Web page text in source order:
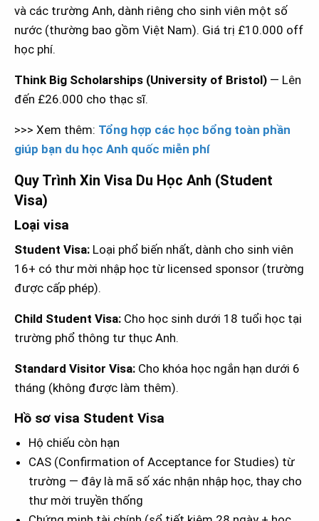
và các trường Anh, dành riêng cho sinh viên một số
nước (thường bao gồm Việt Nam). Giá trị £10.000 off
học phí.
Think Big Scholarships (University of Bristol) — Lên
đến £26.000 cho thạc sĩ.
>>> Xem thêm: Tổng hợp các học bổng toàn phần
giúp bạn du học Anh quốc miễn phí
Quy Trình Xin Visa Du Học Anh (Student
Visa)
Loại visa
Student Visa: Loại phổ biến nhất, dành cho sinh viên
16+ có thư mời nhập học từ licensed sponsor (trường
được cấp phép).
Child Student Visa: Cho học sinh dưới 18 tuổi học tại
trường phổ thông tư thục Anh.
Standard Visitor Visa: Cho khóa học ngắn hạn dưới 6
tháng (không được làm thêm).
Hồ sơ visa Student Visa
Hộ chiếu còn hạn
CAS (Confirmation of Acceptance for Studies) từ
trường — đây là mã số xác nhận nhập học, thay cho
thư mời truyền thống